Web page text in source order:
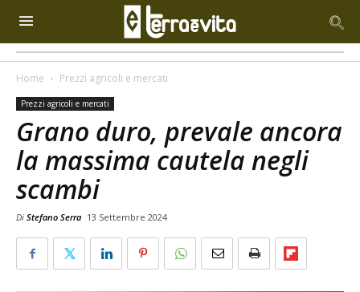
Home Prezzi agricoli e mercati
Prezzi agricoli e mercati
Grano duro, prevale ancora
la massima cautela negli
scambi
Di Stefano Serra 13 Settembre 2024